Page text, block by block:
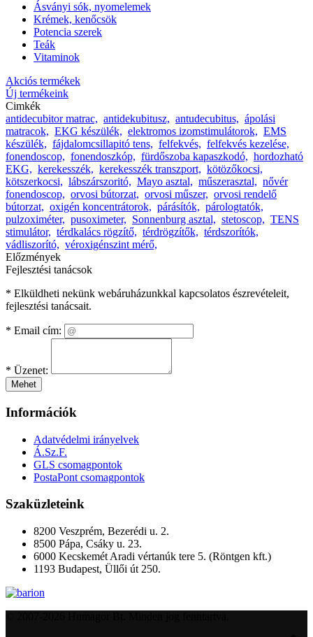
Ásványi sók, nyomelemek
Krémek, kenőcsök
Potencia szerek
Teák
Vitaminok
Akciós termékek
Új termékeink
Cimkék
antidecubitor matrac, antidekubitusz, antudecubitus, ápolási
matracok, EKG készülék, elektromos izomstimulátorok, EMS
készülék, fájdalomcsillapitó tens, felfekvés, felfekvés kezelése,
fonendoscop, fonendoszkóp, fürdőszoba kapaszkodó, hordozható
EKG, kerekesszék, kerekesszék transzport, kötözőkocsi,
kötszerkocsi, lábszárszoritó, Mayo asztal, műszerasztal, nővér
fonendoscop, orvosi bútorzat, orvosi műszer, orvosi rendelő
bútorzat, oxigén koncentrátorok, párásítók, párologtatók,
pulzoximéter, pusoximeter, Sonnenburg asztal, stetoscop, TENS
stimulátor, térdkalács rögzítő, térdrögzítők, térdszorítók,
vádliszorító, véroxigénszint mérő,
Előzmények
Fejlesztési tanácsok
* Elküldheti nekünk webáruházunkkal kapcsolatos észrevételeit,
fejlesztési tanácsait.
* Email cím:
* Üzenet:
Mehet
Információk
Adatvédelmi irányelvek
Á.Sz.F.
GLS csomagpontok
PostaPont csomagpontok
Szaküzleteink
8200 Veszprém, Bezerédi u. 2.
8500 Pápa, Csáky u. 23.
6000 Kecskemét Aradi vértanúk tere 5. (Röntgen kft.)
1193 Budapest, Üllői út 250.